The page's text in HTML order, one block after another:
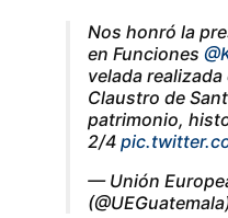
Nos honró la
en Funciones
velada
Claustro de
patrimonio,
2/4
— Unión